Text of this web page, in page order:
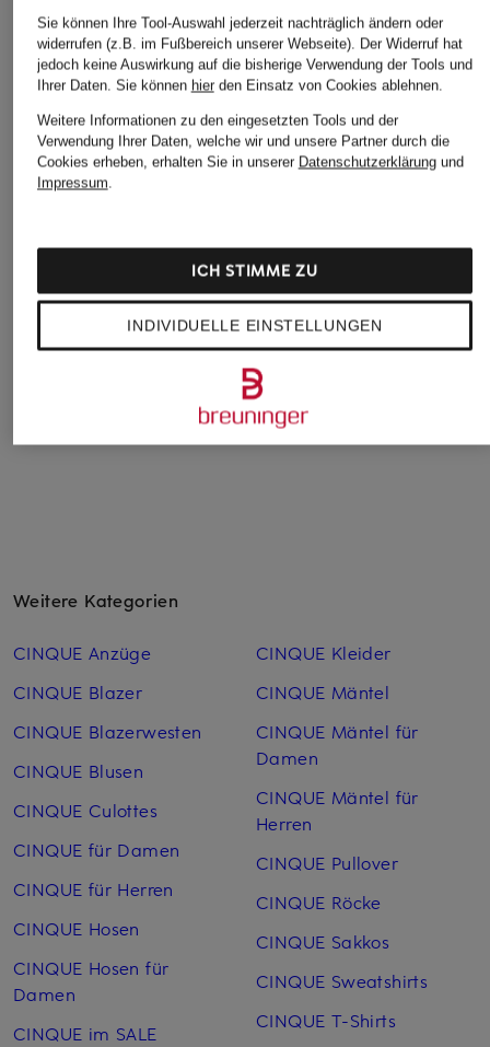
+Aktionsrabatt
ESSENCE
449,99 €
+Aktionsrabatt
249,99 €
Bestpreis:212,49 €
Ursprünglich:399 €
+Aktionsrabatt
299,99 €
Bestpreis:
Ursprünglich:379 €
Weitere Kategorien
CINQUE Anzüge
CINQUE Blazer
CINQUE Blazerwesten
CINQUE Blusen
CINQUE Culottes
CINQUE für Damen
CINQUE für Herren
CINQUE Hosen
CINQUE Hosen für
Damen
CINQUE im SALE
CINQUE Kleider
CINQUE Mäntel
CINQUE Mäntel für
Damen
CINQUE Mäntel für
Herren
CINQUE Pullover
CINQUE Röcke
CINQUE Sakkos
CINQUE Sweatshirts
CINQUE T-Shirts
Sie können Ihre Tool-Auswahl jederzeit nachträglich ändern oder
widerrufen (z.B. im Fußbereich unserer Webseite). Der Widerruf hat
jedoch keine Auswirkung auf die bisherige Verwendung der Tools und
Ihrer Daten. Sie können hierden Einsatz von Cookies ablehnen.
Weitere Informationen zu den eingesetzten Tools und der
Verwendung Ihrer Daten, welche wir und unsere Partner durch die
Cookies erheben, erhalten Sie in unserer Datenschutzerklärungund
Impressum.
INDIVIDUELLE EINSTELLUNGEN
ICH STIMME ZU